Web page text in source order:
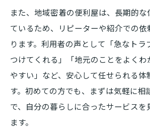
また、地域密着の便利屋は、長期的
ているため、リピーターや紹介での依
ります。利用者の声として「急なトラ
つけてくれる」「地元のことをよくわ
やすい」など、安心して任せられる体
す。初めての方でも、まずは気軽に相
で、自分の暮らしに合ったサービスを
ます。